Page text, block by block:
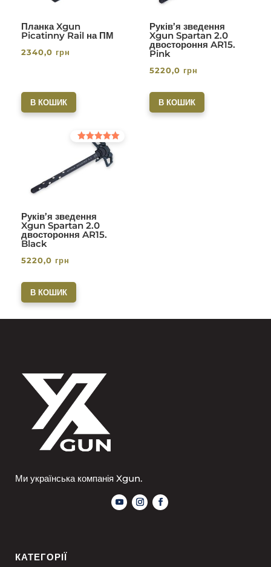
Планка Xgun
Picatinny Rail на ПМ
2340,0 грн
В КОШИК
Руків’я зведення
Xgun Spartan 2.0
двостороння AR15.
Pink
5220,0 грн
В КОШИК
Руків’я зведення
Xgun Spartan 2.0
двостороння AR15.
Black
Оцінено в
з 5
5220,0 грн
В КОШИК
Ми українська компанія Xgun.
КАТЕГОРІЇ